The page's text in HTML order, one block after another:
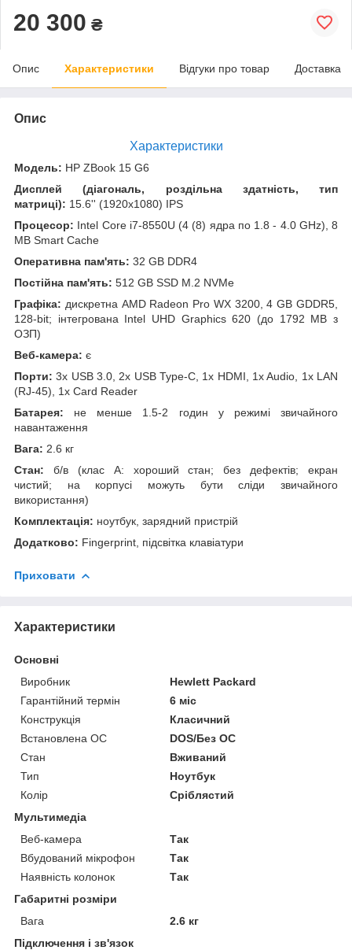
20 300 ₴
Опис Характеристики Відгуки про товар Доставка
Опис
Характеристики
Модель: HP ZBook 15 G6
Дисплей (діагональ, роздільна здатність, тип
матриці): 15.6'' (1920x1080) IPS
Процесор: Intel Core i7-8550U (4 (8) ядра по 1.8 - 4.0 GHz), 8
MB Smart Cache
Оперативна пам'ять: 32 GB DDR4
Постійна пам'ять: 512 GB SSD M.2 NVMe
Графіка: дискретна AMD Radeon Pro WX 3200, 4 GB GDDR5,
128-bit; інтегрована Intel UHD Graphics 620 (до 1792 MB з
ОЗП)
Веб-камера: є
Порти: 3x USB 3.0, 2x USB Type-C, 1x HDMI, 1x Audio, 1x LAN
(RJ-45), 1x Card Reader
Батарея: не менше 1.5-2 годин у режимі звичайного
навантаження
Вага: 2.6 кг
Стан: б/в (клас А: хороший стан; без дефектів; екран
чистий; на корпусі можуть бути сліди звичайного
використання)
Комплектація: ноутбук, зарядний пристрій
Додатково: Fingerprint, підсвітка клавіатури
Приховати
Характеристики
Основні
Виробник
Hewlett Packard
Гарантійний термін
6 міс
Конструкція
Класичний
Встановлена ОС
DOS/Без ОС
Стан
Вживаний
Тип
Ноутбук
Колір
Сріблястий
Мультимедіа
Веб-камера
Так
Вбудований мікрофон
Так
Наявність колонок
Так
Габаритні розміри
Вага
2.6 кг
Підключення і зв'язок